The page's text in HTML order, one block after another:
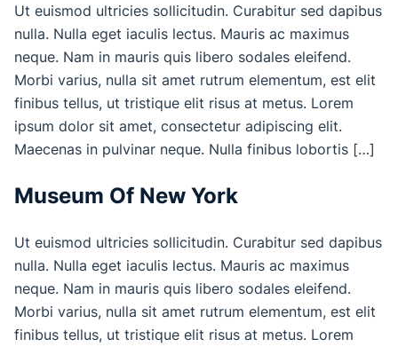
Ut euismod ultricies sollicitudin. Curabitur sed dapibus
nulla. Nulla eget iaculis lectus. Mauris ac maximus
neque. Nam in mauris quis libero sodales eleifend.
Morbi varius, nulla sit amet rutrum elementum, est elit
finibus tellus, ut tristique elit risus at metus. Lorem
ipsum dolor sit amet, consectetur adipiscing elit.
Maecenas in pulvinar neque. Nulla finibus lobortis […]
Museum Of New York
Ut euismod ultricies sollicitudin. Curabitur sed dapibus
nulla. Nulla eget iaculis lectus. Mauris ac maximus
neque. Nam in mauris quis libero sodales eleifend.
Morbi varius, nulla sit amet rutrum elementum, est elit
finibus tellus, ut tristique elit risus at metus. Lorem